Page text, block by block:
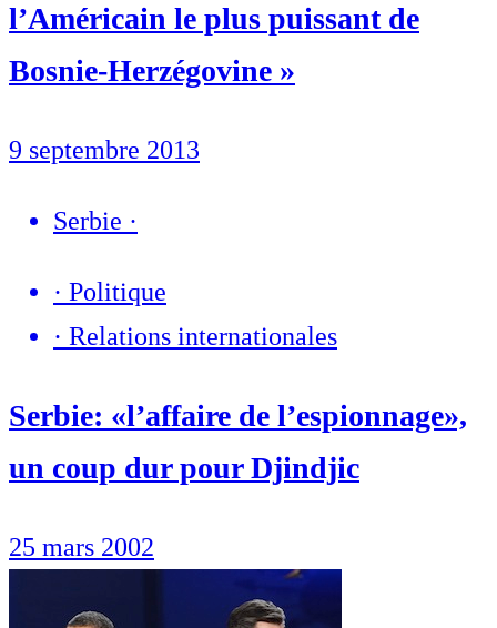
l’Américain le plus puissant de
Bosnie-Herzégovine »
9 septembre 2013
Serbie ·
· Politique
· Relations internationales
Serbie: «l’affaire de l’espionnage»,
un coup dur pour Djindjic
25 mars 2002